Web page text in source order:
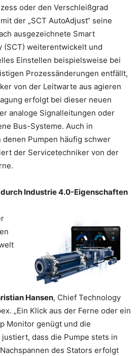
oder den Verschleißgrad
der „SCT AutoAdjust“ seine
ausgezeichnete Smart
(SCT) weiterentwickelt und
Einstellen beispielsweise bei
Prozessänderungen entfällt,
von der Leitwarte aus agieren
erfolgt bei dieser neuen
analoge Signalleitungen oder
Bus-Systeme. Auch in
denen Pumpen häufig schwer
der Servicetechniker von der
Industrie 4.0-Eigenschaften
Hansen, Chief Technology
„Ein Klick aus der Ferne oder ein
Monitor genügt und die
dass die Pumpe stets in
des Stators erfolgt